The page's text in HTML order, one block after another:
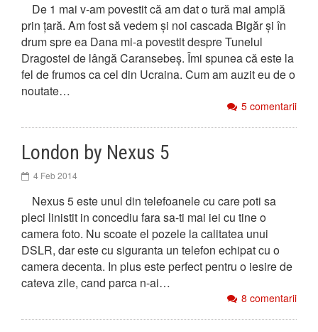
De 1 mai v-am povestit că am dat o tură mai amplă
prin țară. Am fost să vedem și noi cascada Bigăr și în
drum spre ea Dana mi-a povestit despre Tunelul
Dragostei de lângă Caransebeș. Îmi spunea că este la
fel de frumos ca cel din Ucraina. Cum am auzit eu de o
noutate…
5 comentarii
London by Nexus 5
4 Feb 2014
Nexus 5 este unul din telefoanele cu care poti sa
pleci linistit in concediu fara sa-ti mai iei cu tine o
camera foto. Nu scoate el pozele la calitatea unui
DSLR, dar este cu siguranta un telefon echipat cu o
camera decenta. In plus este perfect pentru o iesire de
cateva zile, cand parca n-ai…
8 comentarii